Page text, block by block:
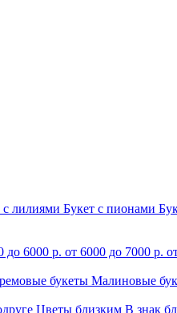
с лилиями Букет с пионами
до 6000 р. от 6000 до 7000 р.
букеты Малиновые
Цветы близким В знак